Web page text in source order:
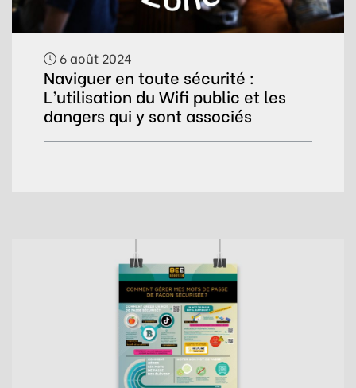
6 août 2024
Naviguer en toute sécurité :
L’utilisation du Wifi public et les
dangers qui y sont associés